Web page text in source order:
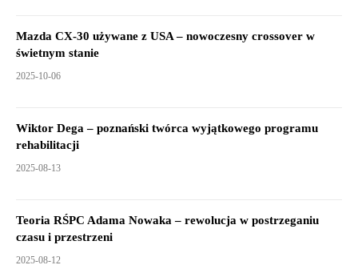
Mazda CX-30 używane z USA – nowoczesny crossover w
świetnym stanie
2025-10-06
Wiktor Dega – poznański twórca wyjątkowego programu
rehabilitacji
2025-08-13
Teoria RŚPC Adama Nowaka – rewolucja w postrzeganiu
czasu i przestrzeni
2025-08-12